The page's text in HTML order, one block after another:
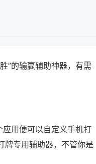
”的输赢辅助神器，有需
应用便可以自定义手机打
牌专用辅助器，不管你是